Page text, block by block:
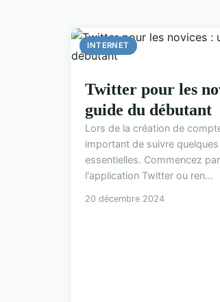
INTERNET
Twitter pour les
guide du débutant
Lors de la création de
important de suivre
essentielles. Commencez
l'application Twitter ou ren...
20 décembre 2024